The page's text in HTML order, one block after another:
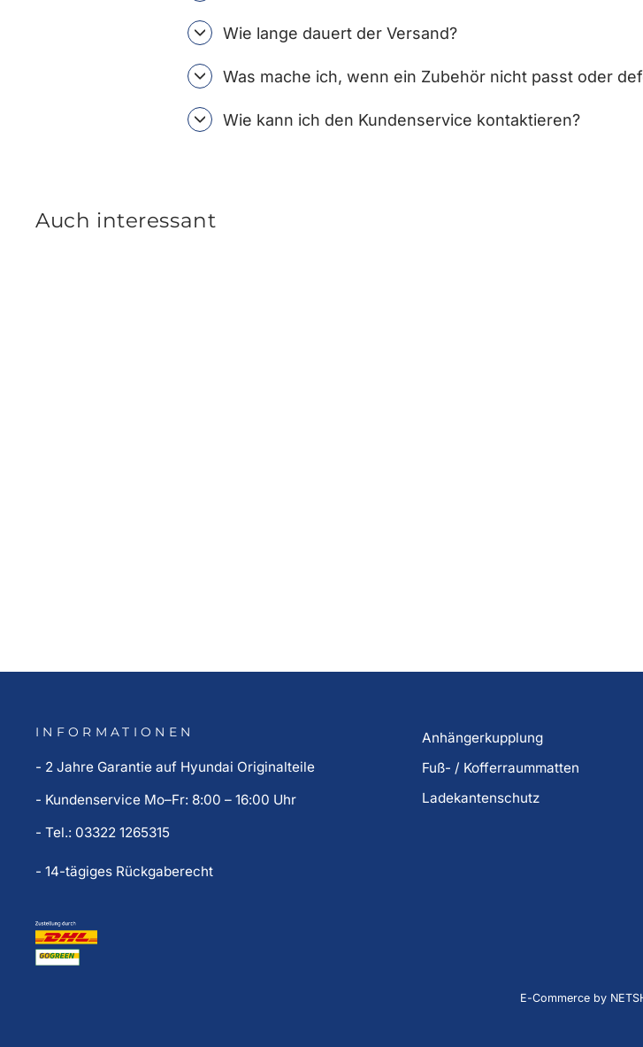
Wie lange dauert der Versand?
Was mache ich, wenn ein Zubehör nicht passt oder
Wie kann ich den Kundenservice kontaktieren?
Auch interessant
INFORMATIONEN
- 2 Jahre Garantie auf Hyundai Originalteile
- Kundenservice Mo–Fr: 8:00 – 16:00 Uhr
- Tel.: 03322 1265315
- 14-tägiges Rückgaberecht
Anhängerkupplung
Fuß- / Kofferraummatten
Ladekantenschutz
E-Commerce by